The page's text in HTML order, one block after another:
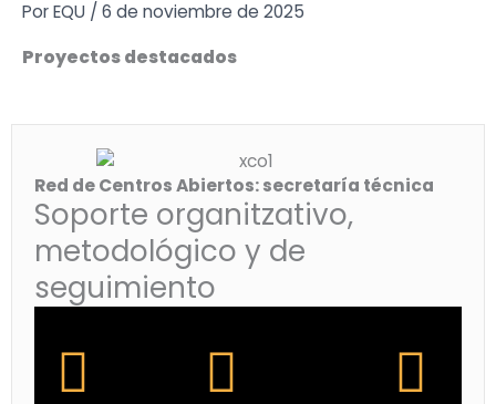
contenido
PorEQU / 6 de noviembre de 2025
Proyectos destacados
Red de Centros Abiertos: secretaría técnica
Soporte organitzativo,
metodológico y de
seguimiento